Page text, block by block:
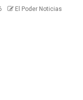
El Poder Noticias